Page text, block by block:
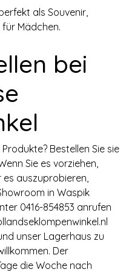
als Souvenir,
Mädchen.
bei
Bestellen Sie sie
Sie es vorziehen,
auszuprobieren,
in Waspik
0416-854853 anrufen
unser Lagerhaus zu
Der
die Woche nach